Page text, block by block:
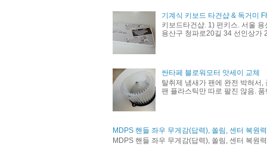
기계식 키보드 타건샵 & 독거미
키보드타건샵. 1) 펀키스. 서울
용산구 청파로20길 34 선인상가
싼타페 블로워모터 앗세이 교체
탈취제 냄새가 팬에 완전 박혀서
팬 플라스틱만 따로 팔진 않음.
MDPS 핸들 좌우 무게감(답력), 쏠림, 센터 복원
MDPS 핸들 좌우 무게감(답력), 쏠림, 센터 복원